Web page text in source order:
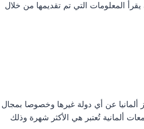
يقرأ المعلومات التي تم تقديمها من خلال
ألمانيا عن أي دولة غيرها وخصوصا بمجال
ألمانية تُعتبر هي الأكثر شهرة وذلك